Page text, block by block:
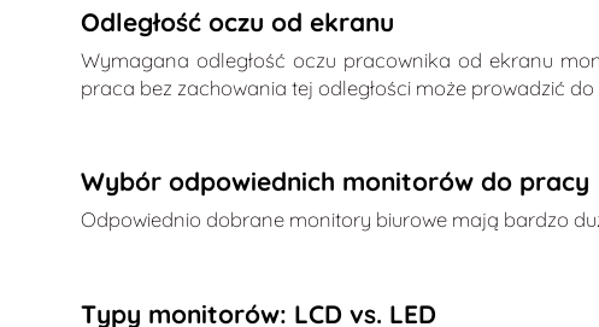
Odległość oczu od ekranu
Wymagana odległość oczu pracownika od ekranu
praca bez zachowania tej odległości może prowadzić
Wybór odpowiednich monitorów do pracy
Odpowiednio dobrane monitory biurowe mają bardzo
Typy monitorów: LCD vs. LED